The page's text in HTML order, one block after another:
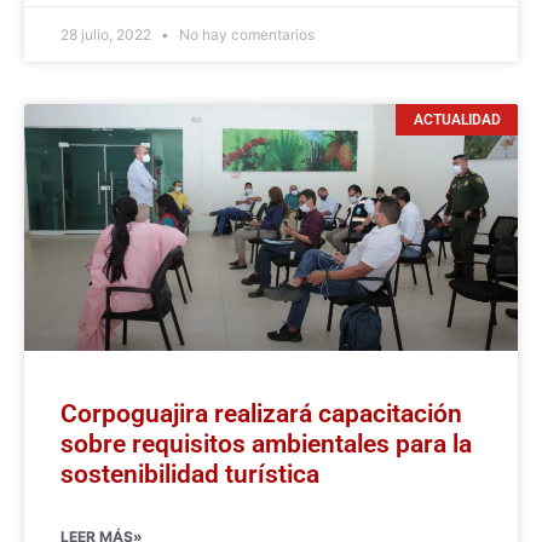
28 julio, 2022 No hay comentarios
ACTUALIDAD
Corpoguajira realizará capacitación
sobre requisitos ambientales para la
sostenibilidad turística
LEER MÁS»